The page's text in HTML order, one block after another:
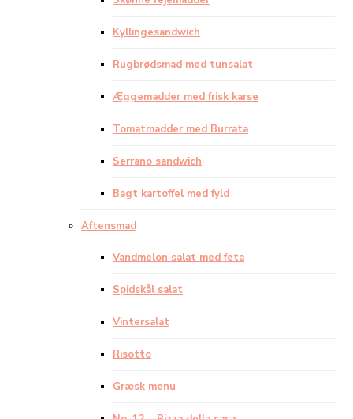
Kyllingesandwich
Rugbrødsmad med tunsalat
Æggemadder med frisk karse
Tomatmadder med Burrata
Serrano sandwich
Bagt kartoffel med fyld
Aftensmad
Vandmelon salat med feta
Spidskål salat
Vintersalat
Risotto
Græsk menu